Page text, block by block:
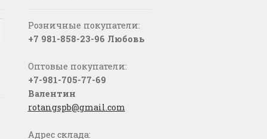
Розничные покупатели:
+7 981-858-23-96 Любовь
Оптовые покупатели:
+7-981-705-77-69
Валентин
rotangspb@gmail.com
Адрес склада: